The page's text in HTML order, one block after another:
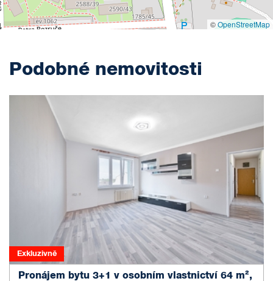
©OpenStreetMap
Podobné nemovitosti
Exkluzivně
Pronájem bytu 3+1 v osobním vlastnictví 64 m²,